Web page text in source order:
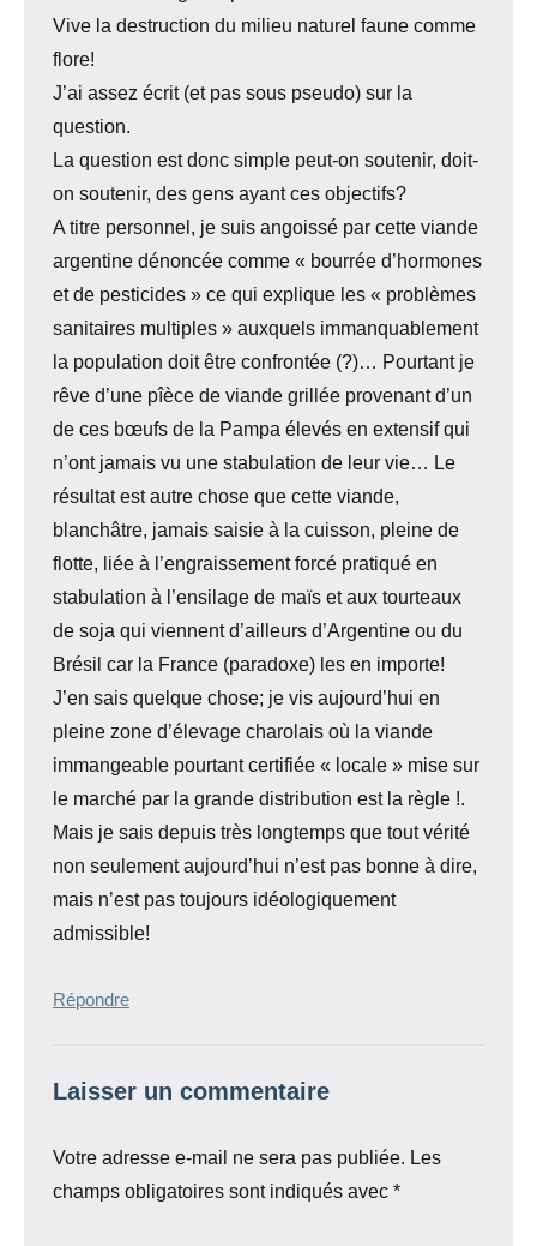
Vive la destruction du milieu naturel faune comme
flore!
J’ai assez écrit (et pas sous pseudo) sur la
question.
La question est donc simple peut-on soutenir, doit-
on soutenir, des gens ayant ces objectifs?
A titre personnel, je suis angoissé par cette viande
argentine dénoncée comme « bourrée d’hormones
et de pesticides » ce qui explique les « problèmes
sanitaires multiples » auxquels immanquablement
la population doit être confrontée (?)… Pourtant je
rêve d’une pîèce de viande grillée provenant d’un
de ces bœufs de la Pampa élevés en extensif qui
n’ont jamais vu une stabulation de leur vie… Le
résultat est autre chose que cette viande,
blanchâtre, jamais saisie à la cuisson, pleine de
flotte, liée à l’engraissement forcé pratiqué en
stabulation à l’ensilage de maïs et aux tourteaux
de soja qui viennent d’ailleurs d’Argentine ou du
Brésil car la France (paradoxe) les en importe!
J’en sais quelque chose; je vis aujourd’hui en
pleine zone d’élevage charolais où la viande
immangeable pourtant certifiée « locale » mise sur
le marché par la grande distribution est la règle !.
Mais je sais depuis très longtemps que tout vérité
non seulement aujourd’hui n’est pas bonne à dire,
mais n’est pas toujours idéologiquement
admissible!
Répondre
Laisser un commentaire
Votre adresse e-mail ne sera pas publiée. Les
champs obligatoires sont indiqués avec *